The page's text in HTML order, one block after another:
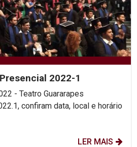
2022-1
- Teatro Guararapes
confiram data, local e horário
LER MAIS